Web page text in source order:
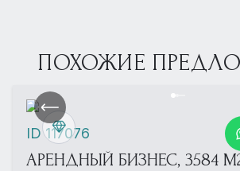
ПОХОЖИЕ
АРЕНДНЫЙ БИЗНЕС, 3584
ID 117076